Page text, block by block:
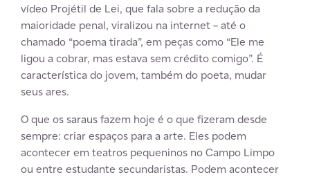
vídeo Projétil de Lei, que fala sobre a redução da
maioridade penal, viralizou na internet – até o
chamado “poema tirada”, em peças como “Ele me
ligou a cobrar, mas estava sem crédito comigo”. É
característica do jovem, também do poeta, mudar
seus ares.
O que os saraus fazem hoje é o que fizeram desde
sempre: criar espaços para a arte. Eles podem
acontecer em teatros pequeninos no Campo Limpo
ou entre estudante secundaristas. Podem acontecer